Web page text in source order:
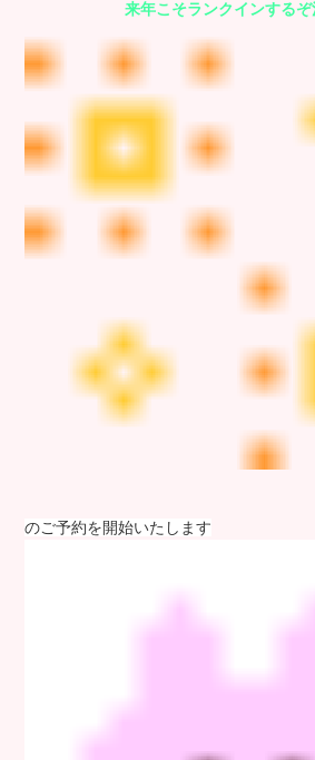
来年こそランクインする
のご予約を開始いたします